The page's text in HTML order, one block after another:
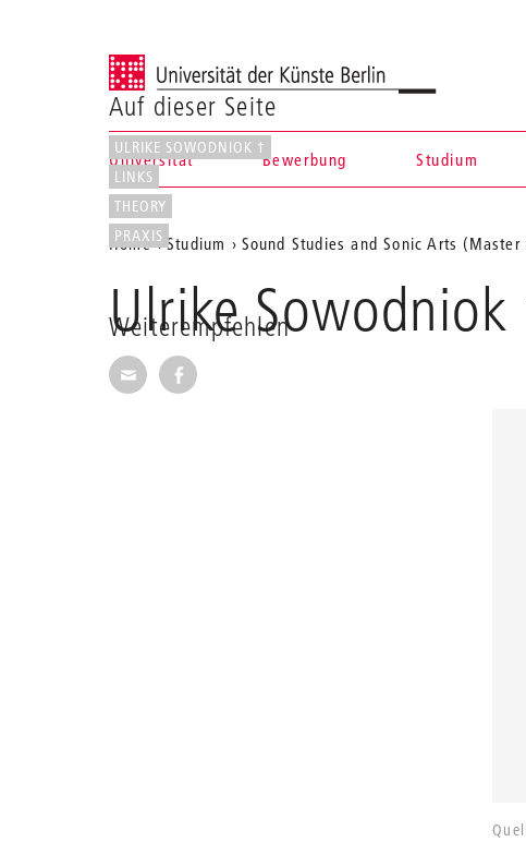
Universität der Künste Berlin
Navigation &
Suche
Universität Bewerbung Studium
Aktuelle
Position
auf
der
Webseite
Home Studium Sound Studies and Sonic Arts
Ulrike Sowodniok
Auf dieser Seite
ULRIKE SOWODNIOK †
LINKS
THEORY
PRAXIS
Weiterempfehlen
Seite per E-Mail weiterempfehlen
Seite auf Facebook weiterempfehlen